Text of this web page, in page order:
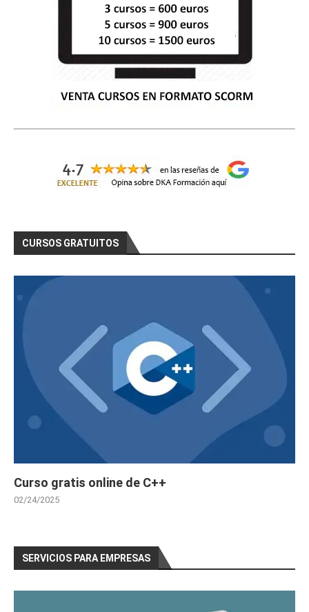
CURSOS GRATUITOS
Curso gratis online de C++
02/24/2025
SERVICIOS PARA EMPRESAS